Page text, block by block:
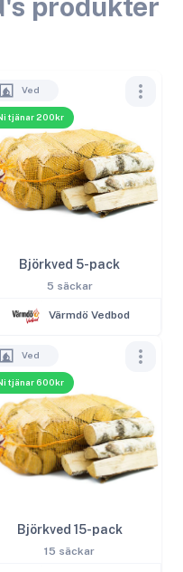
tjänar 200kr
Ved
Björkved 5-pack
5 säckar
Värmdö Vedbod
tjänar 600kr
Ved
Björkved 15-pack
15 säckar